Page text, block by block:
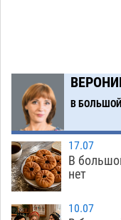
Игорь
15:28
Тяга к
тысяч рублей
14:44
на
14:09
С 11 августа
В
17.07
В
нет
10.07